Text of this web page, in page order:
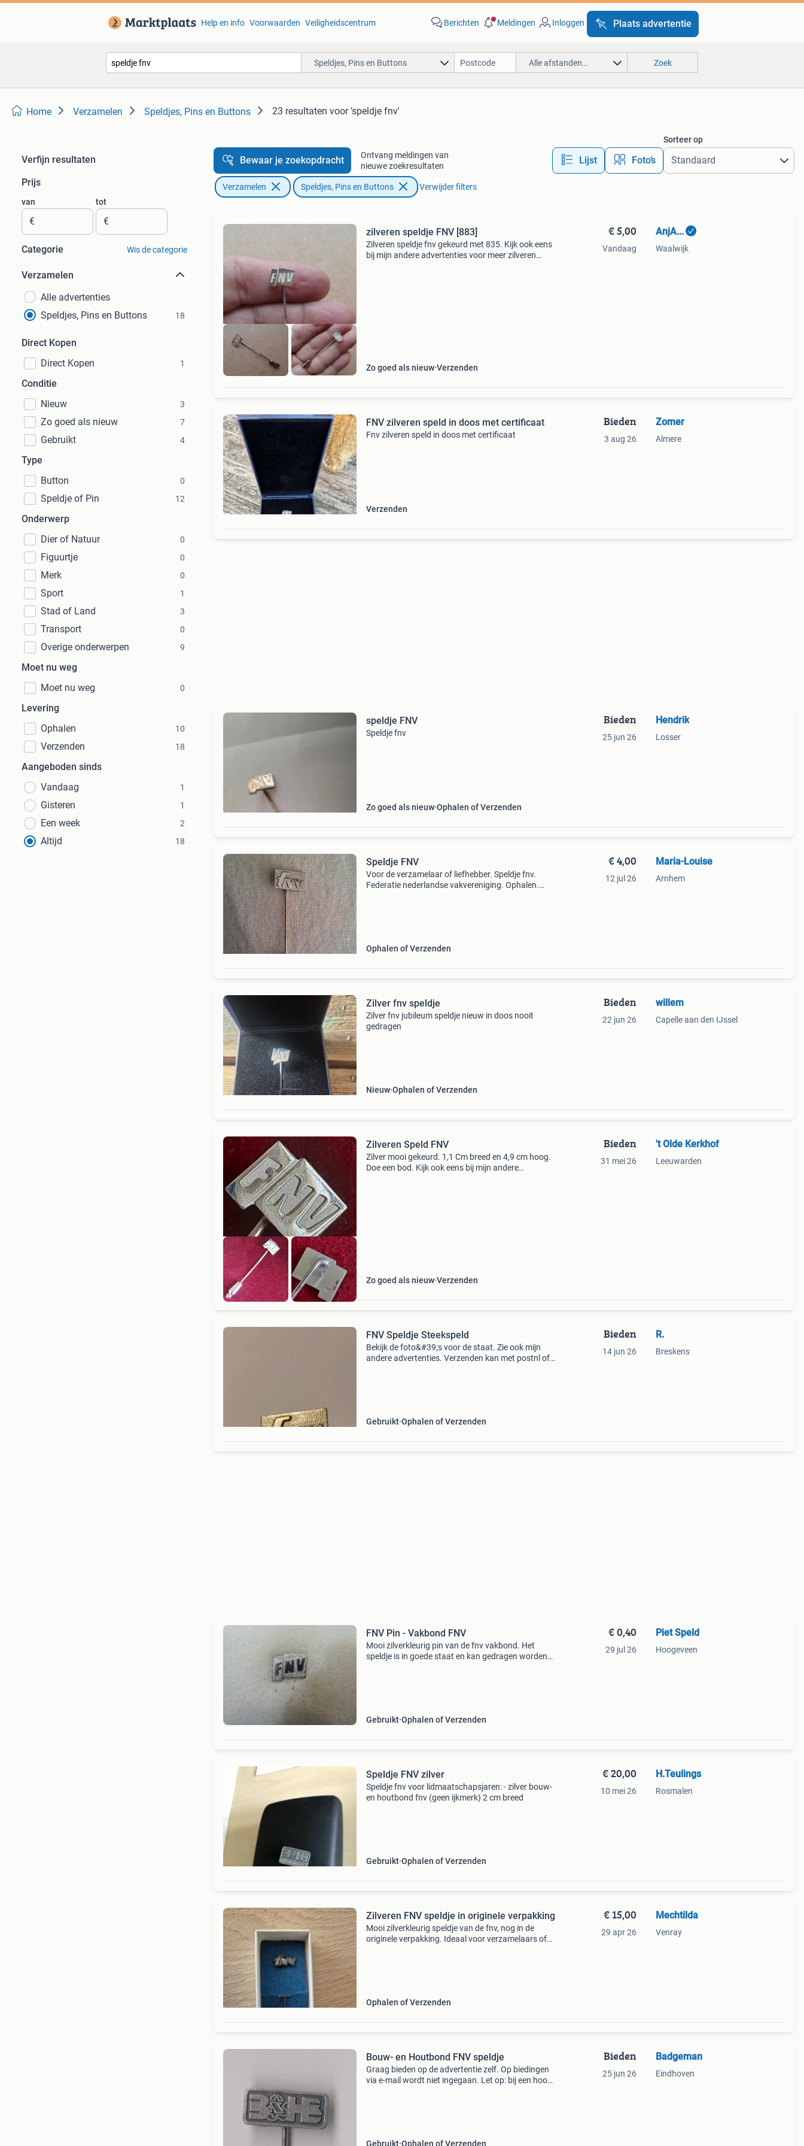
Help en info Voorwaarden Veiligheidscentrum Berichten Meldingen Inloggen Plaats advertentie
Speldjes, Pins en Buttons Alle afstanden… Zoek
Home Verzamelen Speldjes, Pins en Buttons 23 resultaten voor 'speldje fnv'
Verfijn resultaten
Prijs
van
€
tot
€
Categorie Wis de categorie
Verzamelen
Alle advertenties
Speldjes, Pins en Buttons
18
Direct Kopen
Direct Kopen
1
Conditie
Nieuw
3
Zo goed als nieuw 7
Gebruikt 4
Type
Button
0
Speldje of Pin 12
Onderwerp
Dier of Natuur
0
Figuurtje 0
Merk 0
Sport 1
Stad of Land 3
Transport 0
Overige onderwerpen 9
Moet nu weg
Moet nu weg
0
Levering
Ophalen
10
Verzenden 18
Aangeboden sinds
Vandaag
1
Gisteren 1
Een week 2
Altijd 18
Bewaar je zoekopdracht
Ontvang meldingen van
nieuwe zoekresultaten
Lijst Foto’s
Sorteer op
Verzamelen Speldjes, Pins en Buttons Verwijder filters
zilveren speldje FNV [883]
Zilveren speldje fnv gekeurd met 835. Kijk ook eens
bij mijn andere advertenties voor meer zilveren
Zo goed als nieuw Verzenden
€ 5,00
Vandaag
AnjA...
Waalwijk
FNV zilveren speld in doos met certificaat
Fnv zilveren speld in doos met certificaat
Verzenden
Bieden
3 aug 26
Zomer
Almere
speldje FNV
Speldje fnv
Zo goed als nieuw Ophalen of Verzenden
Bieden
25 jun 26
Hendrik
Losser
Speldje FNV
Voor de verzamelaar of liefhebber. Speldje fnv.
Federatie nederlandse vakvereniging. Ophalen.
Ophalen of Verzenden
€ 4,00
12 jul 26
Maria-Louise
Arnhem
Zilver fnv speldje
Zilver fnv jubileum speldje nieuw in doos nooit
gedragen
Nieuw Ophalen of Verzenden
Bieden
22 jun 26
willem
Capelle aan den IJssel
Zilveren Speld FNV
Zilver mooi gekeurd. 1,1 Cm breed en 4,9 cm hoog.
Doe een bod. Kijk ook eens bij mijn andere
Zo goed als nieuw Verzenden
Bieden
31 mei 26
't Olde Kerkhof
Leeuwarden
FNV Speldje Steekspeld
Bekijk de foto&#39;s voor de staat. Zie ook mijn
andere advertenties. Verzenden kan met postnl of
Gebruikt Ophalen of Verzenden
Bieden
14 jun 26
R.
Breskens
FNV Pin - Vakbond FNV
Mooi zilverkleurig pin van de fnv vakbond. Het
speldje is in goede staat en kan gedragen worden
Gebruikt Ophalen of Verzenden
€ 0,40
29 jul 26
Piet Speld
Hoogeveen
Speldje FNV zilver
Speldje fnv voor lidmaatschapsjaren: - zilver bouw-
en houtbond fnv (geen ijkmerk) 2 cm breed
Gebruikt Ophalen of Verzenden
€ 20,00
10 mei 26
H.Teulings
Rosmalen
Zilveren FNV speldje in originele verpakking
Mooi zilverkleurig speldje van de fnv, nog in de
originele verpakking. Ideaal voor verzamelaars of
Ophalen of Verzenden
€ 15,00
29 apr 26
Mechtilda
Venray
Bouw- en Houtbond FNV speldje
Graag bieden op de advertentie zelf. Op biedingen
via e-mail wordt niet ingegaan. Let op: bij een hoog
Gebruikt Ophalen of Verzenden
Bieden
25 jun 26
Badgeman
Eindhoven